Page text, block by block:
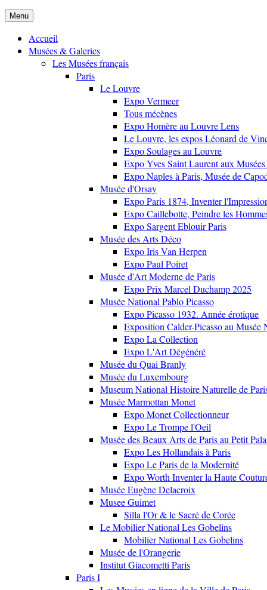
Menu
Accueil
Musées & Galeries
Les Musées français
Paris
Le Louvre
Expo Vermeer
Tous mécènes
Expo Homère au Louvre Lens
Le Louvre, les expos Léonard de
Expo Soulages au Louvre
Expo Yves Saint Laurent aux
Expo Naples à Paris, Musée de
Musée d'Orsay
Expo Paris 1874, Inventer
Expo Caillebotte, Peindre les
Expo Sargent Eblouir Paris
Musée des Arts Déco
Expo Iris Van Herpen
Expo Paul Poiret
Musée d'Art Moderne de Paris
Expo Prix Marcel Duchamp 2025
Musée National Pablo Picasso
Expo Picasso 1932. Année érotique
Exposition Calder-Picasso au Musée
Expo La Collection
Expo L'Art Dégénéré
Musée du Quai Branly
Musée du Luxembourg
Museum National Histoire Naturelle de
Musée Marmottan Monet
Expo Monet Collectionneur
Expo Le Trompe l'Oeil
Musée des Beaux Arts de Paris au Petit
Expo Les Hollandais à Paris
Expo Le Paris de la Modernité
Expo Worth Inventer la Haute
Musée Eugène Delacroix
Musee Guimet
Silla l'Or & le Sacré de Corée
Le Mobilier National Les Gobelins
Mobilier National Les Gobelins
Musée de l'Orangerie
Institut Giacometti Paris
Paris I